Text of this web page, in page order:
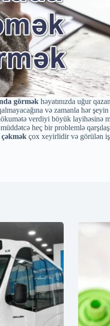
görmək həyatınızda uğur
və zamanla hər şeyin
verdiyi böyük layihəsinə
heç bir problemlə
çox xeyirlidir və görülən